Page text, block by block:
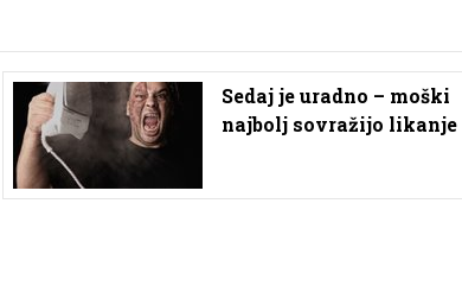
Sedaj je uradno – moški
najbolj sovražijo likanje